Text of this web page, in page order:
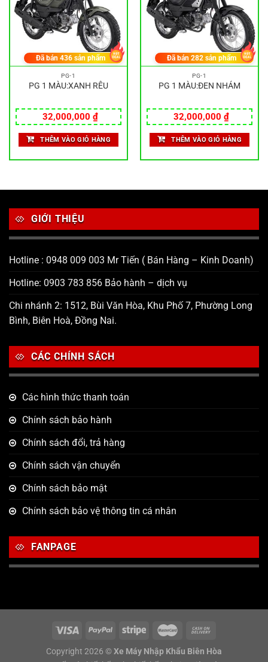
PG-1
PG 1 MÀU:XANH RÊU
32,000,000 ₫
Đã bán436 sản phẩm
THÊM VÀO GIỎ HÀNG
PG-1
PG 1 MÀU:ĐEN NHÁM
32,000,000 ₫
Đã bán282 sản phẩm
THÊM VÀO GIỎ HÀNG
GIỚI THIỆU
Hotline : 0948 009 003 Mr Tiến ( Bán Hàng – Kinh Doanh)
Hotline: 0903 783 856 Bảo hành – dịch vụ
Chi nhánh 2: 1512, Bùi Văn Hòa, Khu Phố 7, Phường Long
Bình, Biên Hoà, Đồng Nai.
CÁC CHÍNH SÁCH
Các hình thức thanh toán
Chính sách bảo hành
Chính sách đổi, trả hàng
Chính sách vận chuyển
Chính sách bảo mật
Chính sách bảo vệ thông tin cá nhân
FANPAGE
Copyright 2026 © Xe Máy Nhập Khẩu Biên Hòa